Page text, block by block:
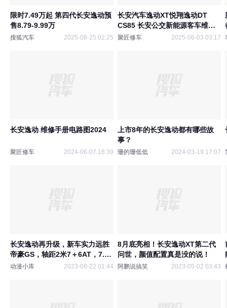
限时7.49万起 第四代长安逸动预
售8.79-9.99万
搜狐汽车 2025-08-25 02:25
长安汽车逸动XT悦翔逸动DT
CS85 长安公交新能源客车维修
手册电路图
聚匠修车 2025-06-03 03:17
长安逸动 维修手册电路图2024
聚匠修车 2024-06-07 16:39
上市8年的长安逸动都有哪些故
事？
珊的珊低低 2024-03-19 17:07
长安逸动再升级，新车实力远胜
帝豪GS，轴距2米7＋6AT，7.99
万
动漫小库 2023-06-22 01:44
8月底亮相！长安逸动XT第二代
问世，颜值配置真是没的说！
阿鹏说搞笑 2023-05-02 03:43